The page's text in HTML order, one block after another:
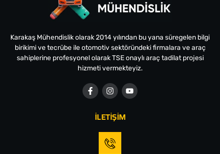
Karakaş Mühendislik olarak 2014 yılından bu yana süregelen bilgi
birikimi ve tecrübe ile otomotiv sektöründeki firmalara ve araç
sahiplerine profesyonel olarak TSE onaylı araç tadilat projesi
hizmeti vermekteyiz.
İLETİŞİM